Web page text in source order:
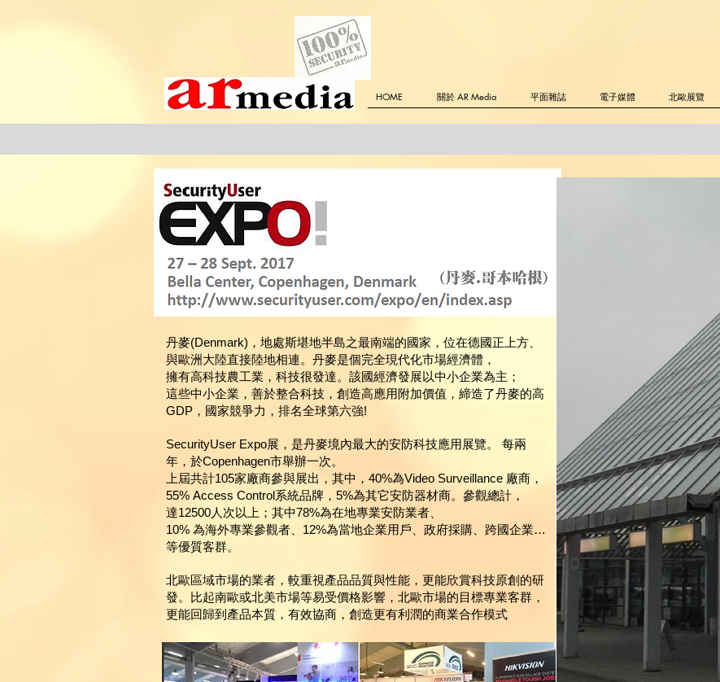
HOME 關於 AR Media 平面雜誌 電子媒體 北歐展覽
丹麥(Denmark)，地處斯堪地半島之最南端的國家，位在德國正上方、
與歐洲大陸直接陸地相連。丹麥是個完全現代化市場經濟體，
擁有高科技農工業，科技很發達。該國經濟發展以中小企業為主；
這些中小企業，善於整合科技，創造高應用附加價值，締造了丹麥的高
GDP，國家競爭力，排名全球第六強!
SecurityUser Expo展，是丹麥境內最大的安防科技應用展覽。 每兩
年，於Copenhagen市舉辦一次。
上屆共計105家廠商參與展出，其中，40%為Video Surveillance 廠商，
55% Access Control系統品牌，5%為其它安防器材商。參觀總計，
達12500人次以上；其中78%為在地專業安防業者、
10% 為海外專業參觀者、12%為當地企業用戶、政府採購、跨國企業…
等優質客群。
北歐區域市場的業者，較重視產品品質與性能，更能欣賞科技原創的研
發。比起南歐或北美市場等易受價格影響，北歐市場的目標專業客群，
更能回歸到產品本質，有效協商，創造更有利潤的商業合作模式